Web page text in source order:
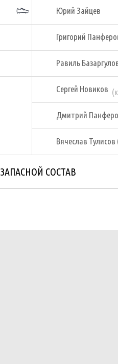
Юрий Зайцев
Григорий
Равиль
Сергей Новиков
Дмитрий
Вячеслав Тулисов
ЗАПАСНОЙ СОСТАВ